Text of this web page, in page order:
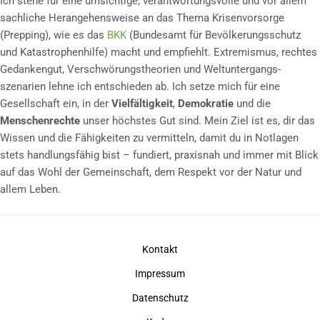
sachliche Herangehensweise an das Thema Krisenvorsorge
(Prepping), wie es das BKK (Bundesamt für Bevölkerungsschutz
und Katastrophenhilfe) macht und empfiehlt. Extremismus, rechtes
Gedankengut, Verschwörungs­theorien und Weltuntergangs­
szenarien lehne ich entschieden ab. Ich setze mich für eine
Gesellschaft ein, in der Vielfältigkeit, Demokratie und die
Menschenrechte unser höchstes Gut sind. Mein Ziel ist es, dir das
Wissen und die Fähigkeiten zu vermitteln, damit du in Notlagen
stets handlungsfähig bist – fundiert, praxisnah und immer mit Blick
auf das Wohl der Gemeinschaft, dem Respekt vor der Natur und
allem Leben.
Kontakt
Impressum
Datenschutz